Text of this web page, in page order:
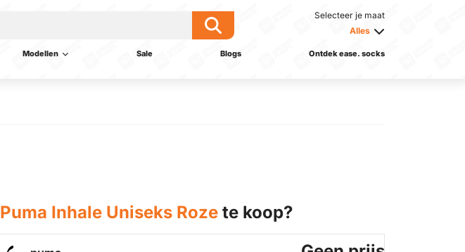
Selecteer je maat
Alles
Modellen Sale Blogs Ontdek ease. socks
Puma Inhale Uniseks Roze te koop?